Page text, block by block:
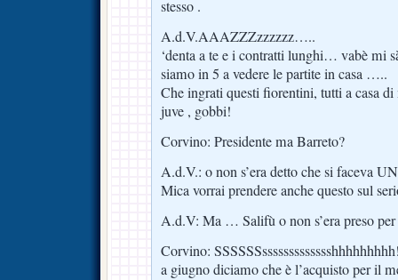
stesso .
A.d.V.AAAZZZzzzzzz…..
‘denta a te e i contratti lunghi… vabè mi
siamo in 5 a vedere le partite in casa …..
Che ingrati questi fiorentini, tutti a casa di
juve , gobbi!
Corvino: Presidente ma Barreto?
A.d.V.: o non s’era detto che si faceva
Mica vorrai prendere anche questo sul
A.d.V: Ma … Salifù o non s’era preso per
Corvino:
a giugno diciamo che è l’acquisto per il